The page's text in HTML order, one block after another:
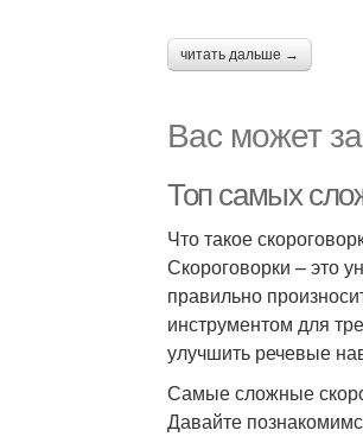
читать дальше →
Вас может
Топ самых
Что такое
Скороговорки – это
правильно
инструментом для
улучшить речевые
Самые сложные
Давайте